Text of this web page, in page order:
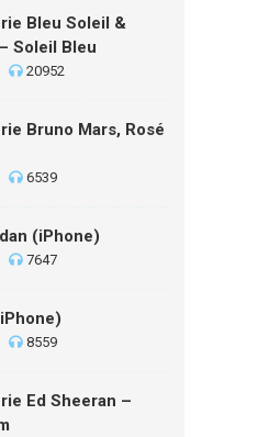
Bleu Soleil &
Soleil Bleu
20952
Bruno Mars, Rosé
6539
(iPhone)
7647
8559
Ed Sheeran –